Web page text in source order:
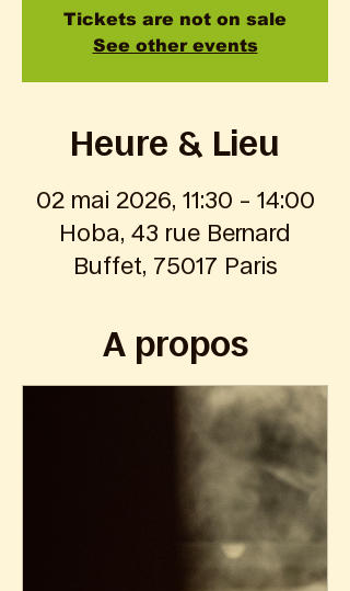
Tickets are not on sale
See other events
Heure & Lieu
02 mai 2026, 11:30 – 14:00
Hoba, 43 rue Bernard
Buffet, 75017 Paris
A propos